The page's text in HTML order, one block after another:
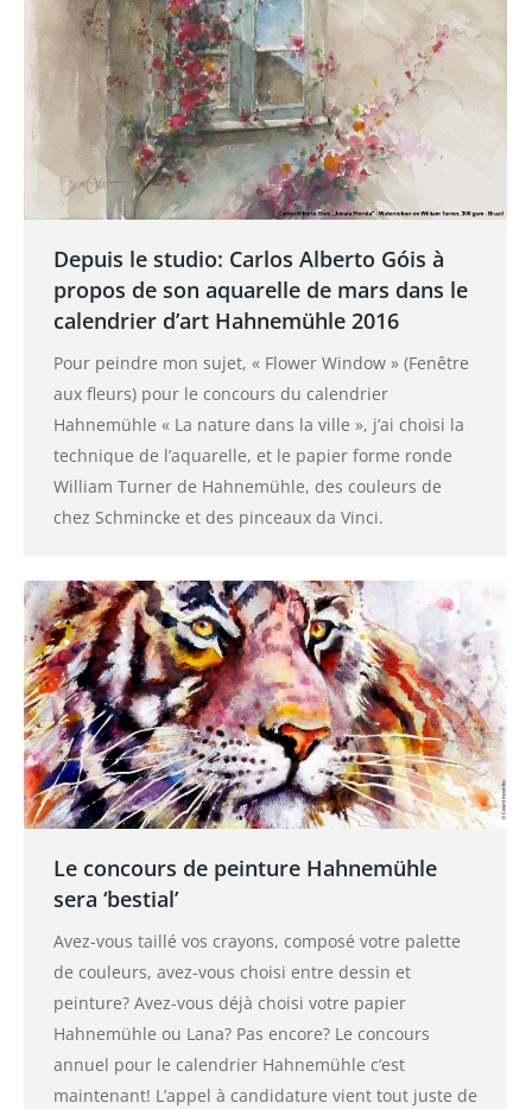
Depuis le studio: Carlos Alberto Góis à
propos de son aquarelle de mars dans le
calendrier d’art Hahnemühle 2016
Pour peindre mon sujet, « Flower Window » (Fenêtre
aux fleurs) pour le concours du calendrier
Hahnemühle « La nature dans la ville », j’ai choisi la
technique de l’aquarelle, et le papier forme ronde
William Turner de Hahnemühle, des couleurs de
chez Schmincke et des pinceaux da Vinci.
Le concours de peinture Hahnemühle
sera ‘bestial’
Avez-vous taillé vos crayons, composé votre palette
de couleurs, avez-vous choisi entre dessin et
peinture? Avez-vous déjà choisi votre papier
Hahnemühle ou Lana? Pas encore? Le concours
annuel pour le calendrier Hahnemühle c’est
maintenant! L’appel à candidature vient tout juste de